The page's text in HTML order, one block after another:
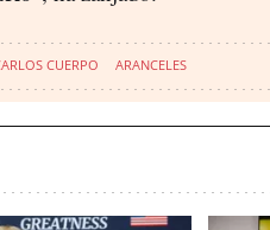
CUERPO ARANCELES